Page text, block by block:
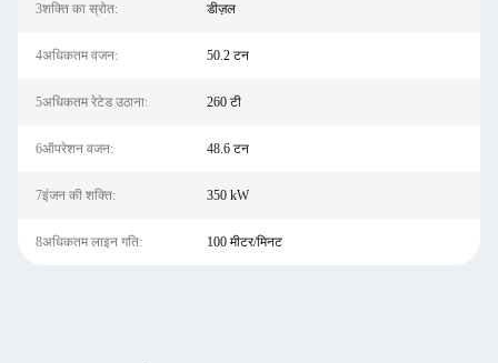
3शक्ति का स्रोत: डीज़ल
4अधिकतम वजन: 50.2 टन
5अधिकतम रेटेड उठाना: 260 टी
6ऑपरेशन वजन: 48.6 टन
7इंजन की शक्ति: 350 kW
8अधिकतम लाइन गति: 100 मीटर/मिनट